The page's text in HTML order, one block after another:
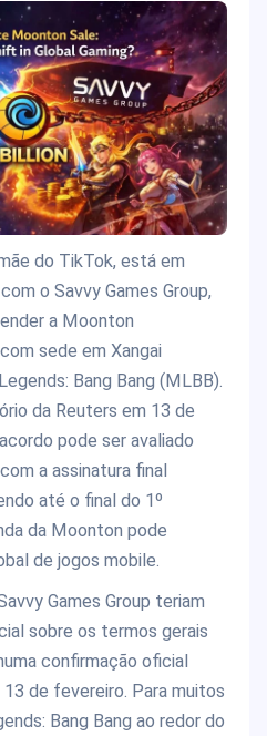
do TikTok, está em
o Savvy Games Group,
a Moonton
sede em Xangai
Bang Bang (MLBB).
da Reuters em 13 de
pode ser avaliado
a assinatura final
até o final do 1º
da Moonton pode
de jogos mobile.
Games Group teriam
sobre os termos gerais
confirmação oficial
de fevereiro. Para muitos
Bang Bang ao redor do